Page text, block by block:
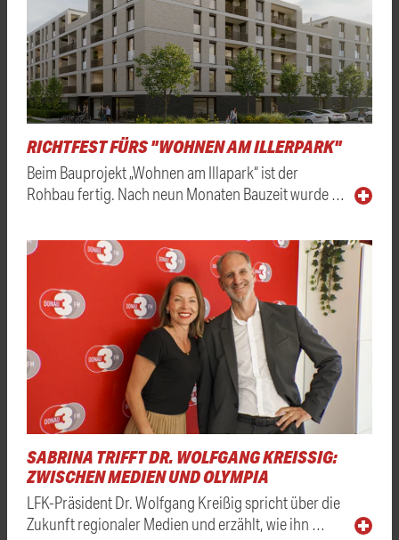
RICHTFEST FÜRS "WOHNEN AM ILLERPARK"
Beim Bauprojekt „Wohnen am Illapark“ ist der
Rohbau fertig. Nach neun Monaten Bauzeit wurde …
SABRINA TRIFFT DR. WOLFGANG KREISSIG: Z
WISCHEN MEDIEN UND OLYMPIA
LFK-Präsident Dr. Wolfgang Kreißig spricht über die
Zukunft regionaler Medien und erzählt, wie ihn …